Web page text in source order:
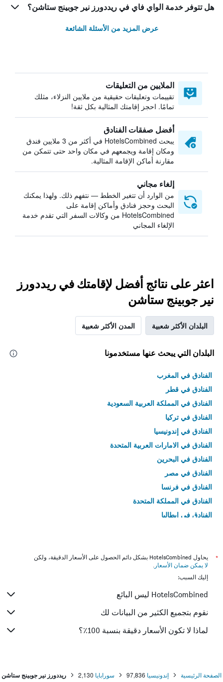
هل تتوفر خدمة الواي فاي في ريددورز نير جوبينج ستاشن؟
عرض المزيد من الأسئلة الشائعة
الملايين من التعليقات
تقييمات وتعليقات حقيقية من ملايين النزلاء، مثلك
تمامًا. احجز إقامتك المثالية بكل ثقة!
أفضل صفقات الفنادق
يبحث HotelsCombined في أكثر من 3 ملايين فندق
ومكان إقامة ويجمعهم في مكان واحد حتى تتمكن من
مقارنة أماكن الإقامة المثالية.
إلغاء مجاني
من الوارد أن تتغير الخطط — نتفهم ذلك. ولهذا يمكنك
البحث وحجز فنادق وأماكن إقامة على
HotelsCombined من وكالات السفر التي تقدم خدمة
الإلغاء المجاني
اعثر على نتائج أفضل لإقامتك في ريددورز
نير جوبينج ستاشن
البلدان الأكثر شعبية المدن الأكثر شعبية
البلدان التي يبحث عنها مستخدمونا
الفنادق في المغرب
الفنادق في قطر
الفنادق في المملكة العربية السعودية
الفنادق في تركيا
الفنادق في إندونيسيا
الفنادق في الامارات العربية المتحدة
الفنادق في البحرين
الفنادق في مصر
الفنادق في فرنسا
الفنادق في المملكة المتحدة
الفنادق في إيطاليا
*
يحاول HotelsCombined بشكل دائم الحصول على الأسعار الدقيقة، ولكن
لا يمكن ضمان الأسعار .
إليك السبب:
HotelsCombined ليس البائع
نقوم بتجميع الكثير من البيانات لك
لماذا لا تكون الأسعار دقيقة بنسبة 100٪؟
الصفحة الرئيسية إندونيسيا 97,836 سورابايا 2,130 ريددورز نير جوبينج ستاشن